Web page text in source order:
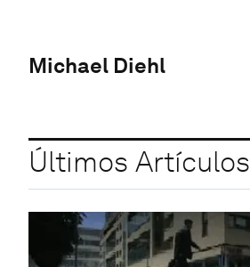
Michael Diehl
Últimos Artículos